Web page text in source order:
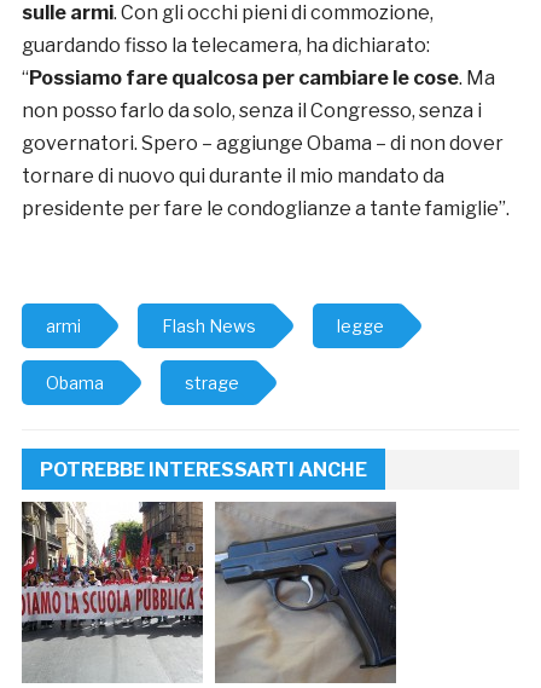
sulle armi. Con gli occhi pieni di commozione,
guardando fisso la telecamera, ha dichiarato:
“Possiamo fare qualcosa per cambiare le cose. Ma
non posso farlo da solo, senza il Congresso, senza i
governatori. Spero – aggiunge Obama – di non dover
tornare di nuovo qui durante il mio mandato da
presidente per fare le condoglianze a tante famiglie”.
armi Flash News legge
Obama strage
POTREBBE INTERESSARTI ANCHE